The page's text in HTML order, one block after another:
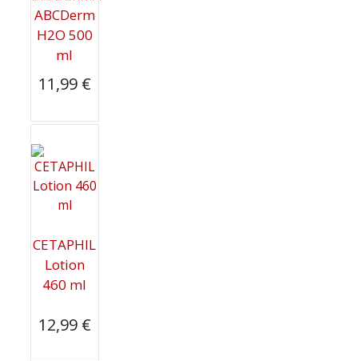
ABCDerm
H2O 500
ml
11,99 €
CETAPHIL
Lotion
460 ml
12,99 €